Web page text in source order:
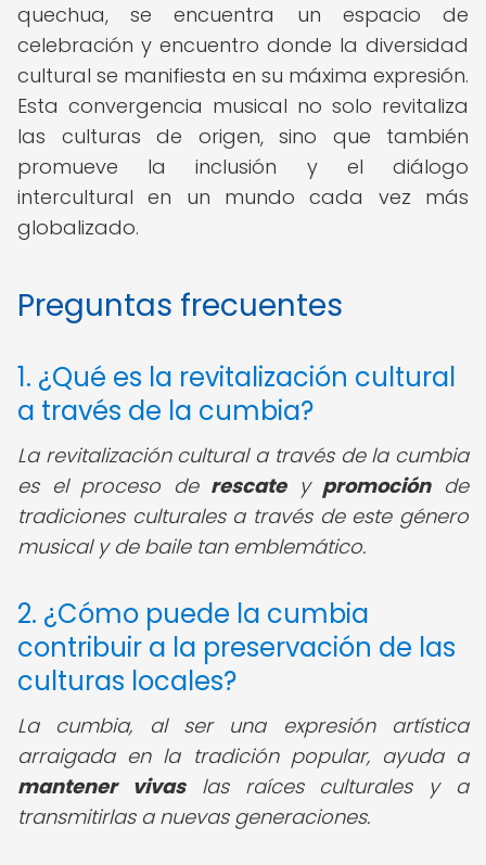
quechua, se encuentra un espacio de
celebración y encuentro donde la diversidad
cultural se manifiesta en su máxima expresión.
Esta convergencia musical no solo revitaliza
las culturas de origen, sino que también
promueve la inclusión y el diálogo
intercultural en un mundo cada vez más
globalizado.
Preguntas frecuentes
1. ¿Qué es la revitalización cultural
a través de la cumbia?
La revitalización cultural a través de la cumbia
es el proceso de rescatey promociónde
tradiciones culturales a través de este género
musical y de baile tan emblemático.
2. ¿Cómo puede la cumbia
contribuir a la preservación de las
culturas locales?
La cumbia, al ser una expresión artística
arraigada en la tradición popular, ayuda a
mantener vivaslas raíces culturales y a
transmitirlas a nuevas generaciones.